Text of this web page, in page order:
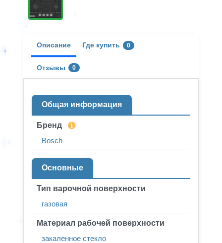
Описание Где купить 0
Отзывы 0
Общая информация
Бренд
Bosch
Основные
Тип варочной поверхности
газовая
Материал рабочей поверхности
закаленное стекло